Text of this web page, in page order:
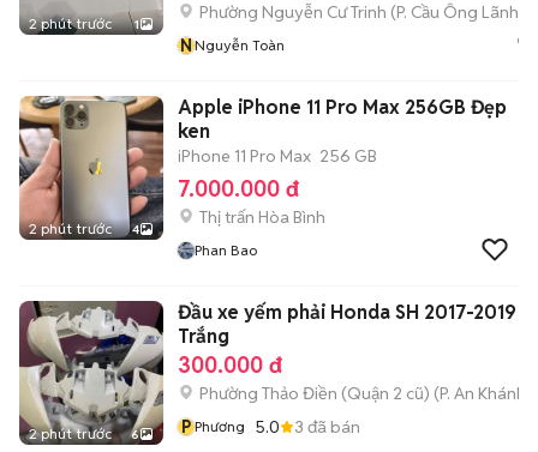
2 phút trước 1
Phường Nguyễn Cư Trinh (P. Cầu Ông Lãnh
NNguyễn Toàn
2 phút trước 4
Apple iPhone 11 Pro Max 256GB Đẹp
ken
iPhone 11 Pro Max 256 GB
7.000.000 đ
Thị trấn Hòa Bình
Phan Bao
2 phút trước 6
Đầu xe yếm phải Honda SH 2017-2019
Trắng
300.000 đ
Phường Thảo Điền (Quận 2 cũ) (P. An Khánh
P Phương 5.0 3 đã bán